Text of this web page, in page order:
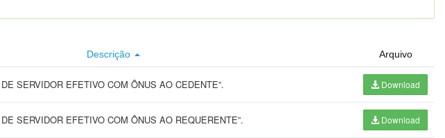
Descrição Arquivo
SERVIDOR EFETIVO COM ÔNUS AO CEDENTE”. Download
SERVIDOR EFETIVO COM ÔNUS AO REQUERENTE”. Download